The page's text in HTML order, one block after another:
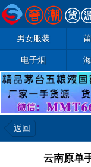
男女服装
电子烟
返回
云南原单